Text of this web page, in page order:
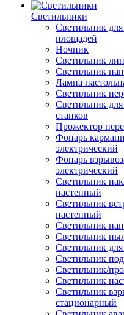
Светильники
Светильник
площадей
Ночник
Светильник
Светильник
Лампа
Светильник
Светильник
станков
Прожектор
Фонарь
электрический
Фонарь
электрический
Светильник
настенный
Светильник
настенный
Светильник
Светильник
Светильник
Светильник
Светильник/
Светильник
Светильник
стационарный